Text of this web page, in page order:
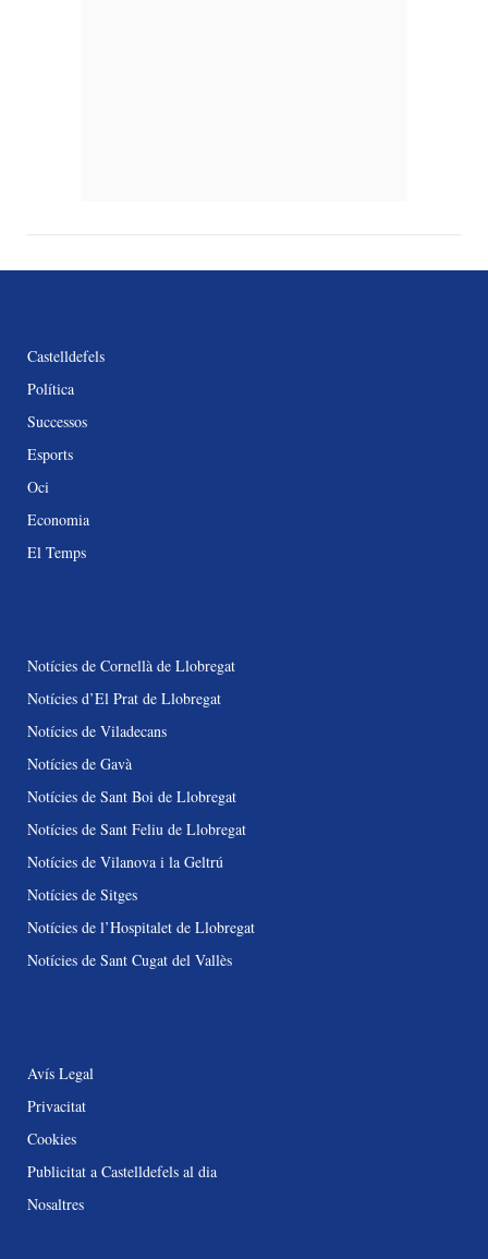
Castelldefels
Política
Successos
Esports
Oci
Economia
El Temps
Notícies de Cornellà de Llobregat
Notícies d’El Prat de Llobregat
Notícies de Viladecans
Notícies de Gavà
Notícies de Sant Boi de Llobregat
Notícies de Sant Feliu de Llobregat
Notícies de Vilanova i la Geltrú
Notícies de Sitges
Notícies de l’Hospitalet de Llobregat
Notícies de Sant Cugat del Vallès
Avís Legal
Privacitat
Cookies
Publicitat a Castelldefels al dia
Nosaltres